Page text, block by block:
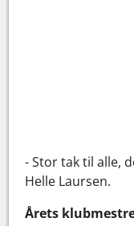
- Stor tak til alle,
Helle Laursen.
Årets